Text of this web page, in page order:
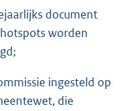
document
worden
ingesteld op
die